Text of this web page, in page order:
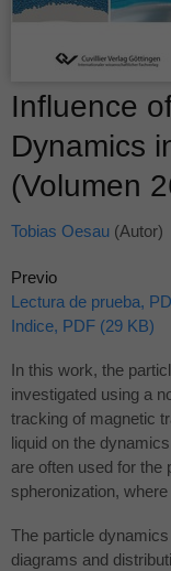
Influence
Dynamics
(Volumen
Tobias Oesau (Autor)
Previo
Lectura de prueba,
Indice, PDF (29 KB)
In this work, the
investigated using a
tracking of magnetic
liquid on the
are often used for the
spheronization,
The particle
diagrams and